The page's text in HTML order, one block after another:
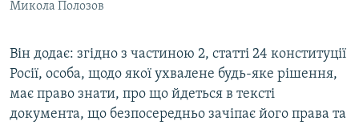
Микола Полозов
Він додає: згідно з частиною 2, статті 24 конституції
Росії, особа, щодо якої ухвалене будь-яке рішення,
має право знати, про що йдеться в тексті
документа, що безпосередньо зачіпає його права та